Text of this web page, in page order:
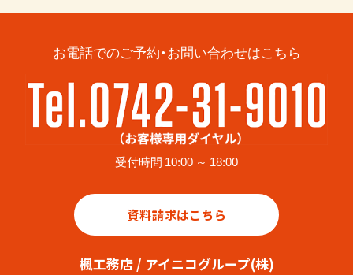
お電話でのご予約・お問い合わせはこちら
受付時間 10:00 ～ 18:00
資料請求はこちら
楓工務店 / アイニコグループ(株)